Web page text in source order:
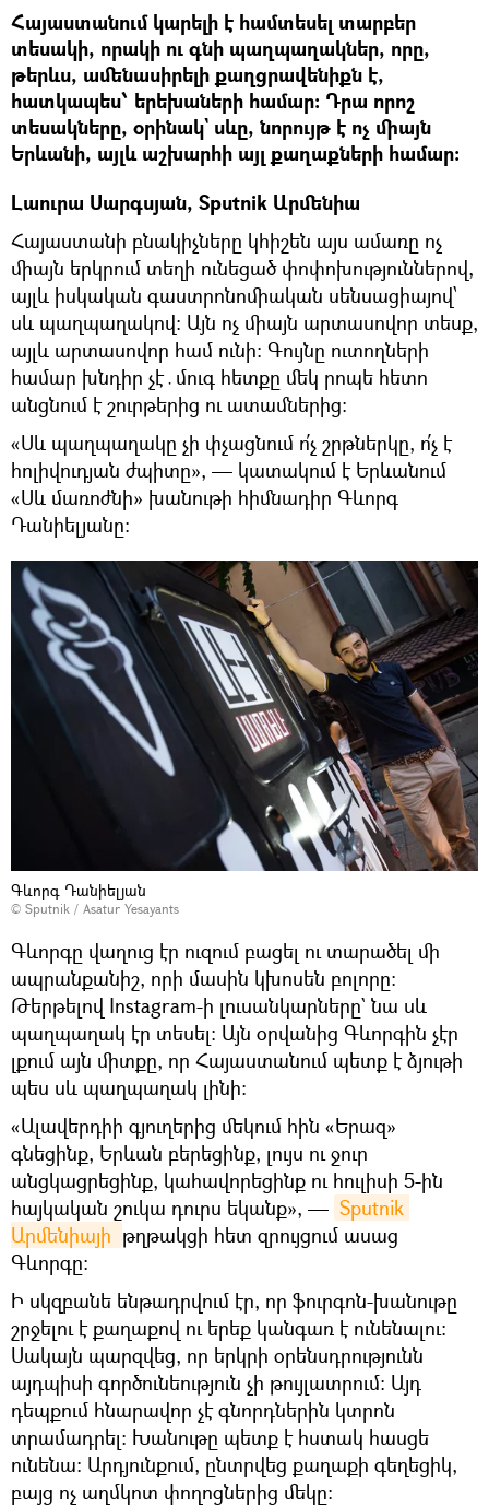
Հայաստանում կարելի է համտեսել տարբեր
տեսակի, որակի ու գնի պաղպաղակներ, որը,
թերևս, ամենասիրելի քաղցրավենիքն է,
հատկապես՝ երեխաների համար։ Դրա որոշ
տեսակները, օրինակ` սևը, նորույթ է ոչ միայն
Երևանի, այլև աշխարհի այլ քաղաքների համար։
Լաուրա Սարգսյան, Sputnik Արմենիա
Հայաստանի բնակիչները կհիշեն այս ամառը ոչ
միայն երկրում տեղի ունեցած փոփոխություններով,
այլև իսկական գաստրոնոմիական սենսացիայով՝
սև պաղպաղակով։ Այն ոչ միայն արտասովոր տեսք,
այլև արտասովոր համ ունի։ Գույնը ուտողների
համար խնդիր չէ․մուգ հետքը մեկ րոպե հետո
անցնում է շուրթերից ու ատամներից։
«Սև պաղպաղակը չի փչացնում ո՛չ շրթներկը, ո՛չ է
հոլիվուդյան ժպիտը», — կատակում է Երևանում
«Սև մառոժնի» խանութի հիմնադիր Գևորգ
Դանիելյանը։
Գևորգ Դանիելյան
© Sputnik / Asatur Yesayants
Գևորգը վաղուց էր ուզում բացել ու տարածել մի
ապրանքանիշ, որի մասին կխոսեն բոլորը։
Թերթելով Instagram-ի լուսանկարները` նա սև
պաղպաղակ էր տեսել։ Այն օրվանից Գևորգին չէր
լքում այն միտքը, որ Հայաստանում պետք է ձյութի
պես սև պաղպաղակ լինի։
«Ալավերդիի գյուղերից մեկում հին «Երազ»
գնեցինք, Երևան բերեցինք, լույս ու ջուր
անցկացրեցինք, կահավորեցինք ու հուլիսի 5-ին
հայկական շուկա դուրս եկանք», — Sputnik
Արմենիայի թղթակցի հետ զրույցում ասաց
Գևորգը։
Ի սկզբանե ենթադրվում էր, որ ֆուրգոն-խանութը
շրջելու է քաղաքով ու երեք կանգառ է ունենալու։
Սակայն պարզվեց, որ երկրի օրենսդրությունն
այդպիսի գործունեություն չի թույլատրում։ Այդ
դեպքում հնարավոր չէ գնորդներին կտրոն
տրամադրել։ Խանութը պետք է հստակ հասցե
ունենա։ Արդյունքում, ընտրվեց քաղաքի գեղեցիկ,
բայց ոչ աղմկոտ փողոցներից մեկը։